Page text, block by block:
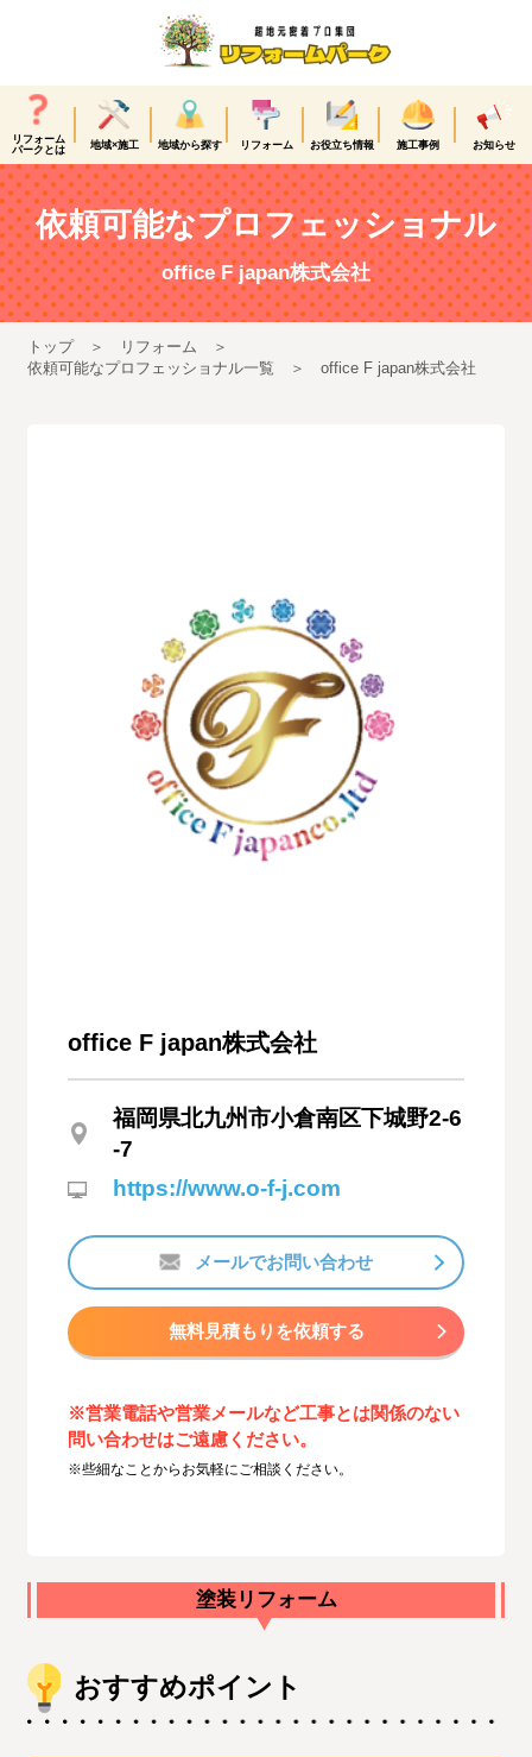
リフォーム
パークとは
地域×施工 地域から探す リフォーム お役立ち情報 施工事例 お知らせ
依頼可能なプロフェッショナル
office F japan株式会社
トップ
リフォーム
依頼可能なプロフェッショナル一覧
office F japan株式会社
office F japan株式会社
福岡県北九州市小倉南区下城野2-6
-7
https://www.o-f-j.com
メールでお問い合わせ
無料見積もりを依頼する
※営業電話や営業メールなど工事とは関係のない
問い合わせはご遠慮ください。
※些細なことからお気軽にご相談ください。
塗装リフォーム
おすすめポイント